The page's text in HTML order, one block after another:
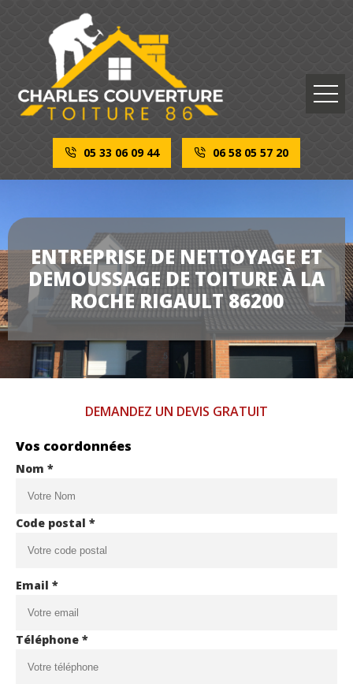
05 33 06 09 44 06 58 05 57 20
ENTREPRISE DE NETTOYAGE ET
DEMOUSSAGE DE TOITURE À LA
ROCHE RIGAULT 86200
DEMANDEZ UN DEVIS GRATUIT
Vos coordonnées
Nom *
Code postal *
Email *
Téléphone *